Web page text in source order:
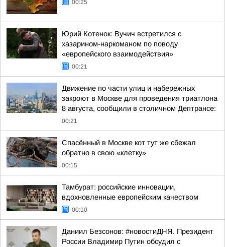
00:25
Юрий Котенок: Вучич встретился с
хазарином-наркоманом по поводу
«европейского взаимодействия»
00:21
Движение по части улиц и набережных
закроют в Москве для проведения триатлона
8 августа, сообщили в столичном Дептрансе:
00:21
Спасённый в Москве кот тут же сбежал
обратно в свою «клетку»
00:15
Тамбурат: российские инновации,
вдохновленные европейским качеством
00:10
Даниил Безсонов: #новостиДНЯ. Президент
России Владимир Путин обсудил с